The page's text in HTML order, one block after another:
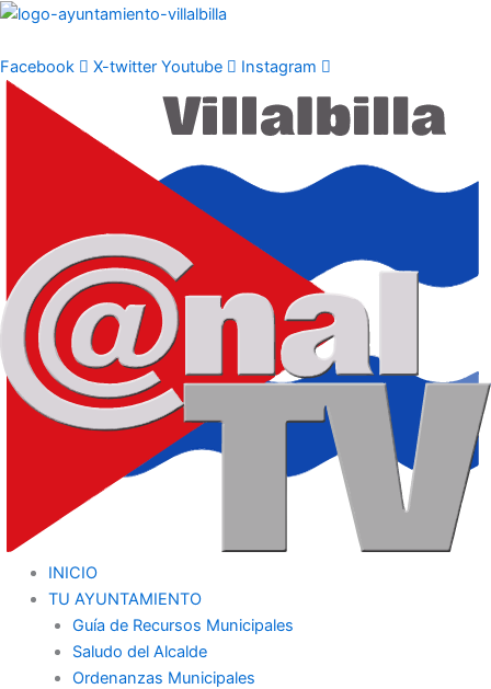
Ir
contenido
Facebook X-twitter Youtube Instagram
INICIO
TU AYUNTAMIENTO
Guía de Recursos Municipales
Saludo del Alcalde
Ordenanzas Municipales